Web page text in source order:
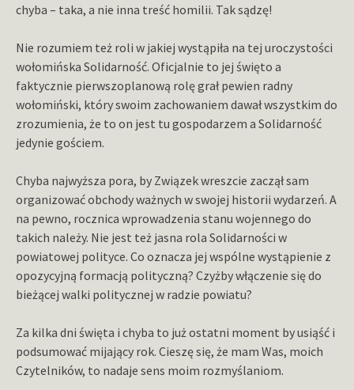
chyba – taka, a nie inna treść homilii. Tak sądzę!
Nie rozumiem też roli w jakiej wystąpiła na tej uroczystości
wołomińska Solidarność. Oficjalnie to jej święto a
faktycznie pierwszoplanową rolę grał pewien radny
wołomiński, który swoim zachowaniem dawał wszystkim do
zrozumienia, że to on jest tu gospodarzem a Solidarność
jedynie gościem.
Chyba najwyższa pora, by Związek wreszcie zaczął sam
organizować obchody ważnych w swojej historii wydarzeń. A
na pewno, rocznica wprowadzenia stanu wojennego do
takich należy. Nie jest też jasna rola Solidarności w
powiatowej polityce. Co oznacza jej wspólne wystąpienie z
opozycyjną formacją polityczną? Czyżby włączenie się do
bieżącej walki politycznej w radzie powiatu?
Za kilka dni święta i chyba to już ostatni moment by usiąść i
podsumować mijający rok. Cieszę się, że mam Was, moich
Czytelników, to nadaje sens moim rozmyślaniom.